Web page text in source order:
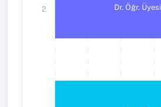
Dr. Öğr. Üyesi
2